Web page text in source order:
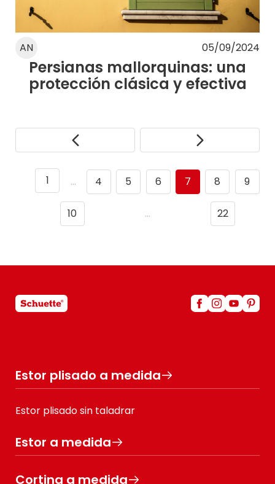
AN 05/09/2024
Persianas mallorquinas: una
protección clásica y efectiva
1 … 4 5 6 7 8 9
10 … 22
Estor plisado a medida
Estor plisado sin taladrar
Estor a medida
Cortina a medida